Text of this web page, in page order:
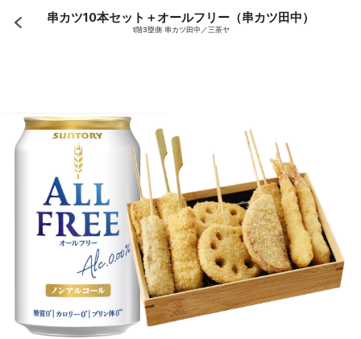
串カツ10本セット＋オールフリー（串カツ田中）
1階3塁側 串カツ田中／三茶ヤ